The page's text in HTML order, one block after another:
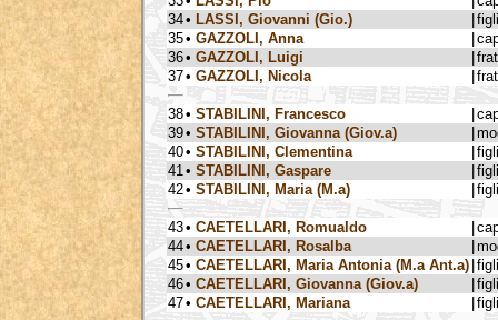
34• LASSI, Giovanni (Gio.)
35• GAZZOLI, Anna
36• GAZZOLI, Luigi
37• GAZZOLI, Nicola
38• STABILINI, Francesco
39• STABILINI, Giovanna (Giov.a)
40• STABILINI, Clementina
41 • STABILINI, Gaspare
42• STABILINI, Maria (M.a)
43• CAETELLARI, Romualdo
44• CAETELLARI, Rosalba
45• CAETELLARI, Maria Antonia (M.a Ant.a)
46• CAETELLARI, Giovanna (Giov.a)
47• CAETELLARI, Mariana